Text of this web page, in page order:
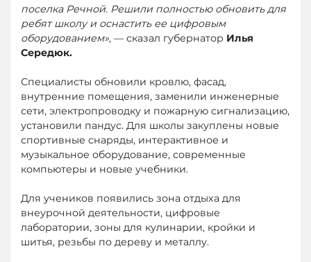
поселка Речной. Решили полностью обновить для
ребят школу и оснастить ее цифровым
оборудованием», — сказал губернатор Илья
Середюк.
Специалисты обновили кровлю, фасад,
внутренние помещения, заменили инженерные
сети, электропроводку и пожарную сигнализацию,
установили пандус. Для школы закуплены новые
спортивные снаряды, интерактивное и
музыкальное оборудование, современные
компьютеры и новые учебники.
Для учеников появились зона отдыха для
внеурочной деятельности, цифровые
лаборатории, зоны для кулинарии, кройки и
шитья, резьбы по дереву и металлу.